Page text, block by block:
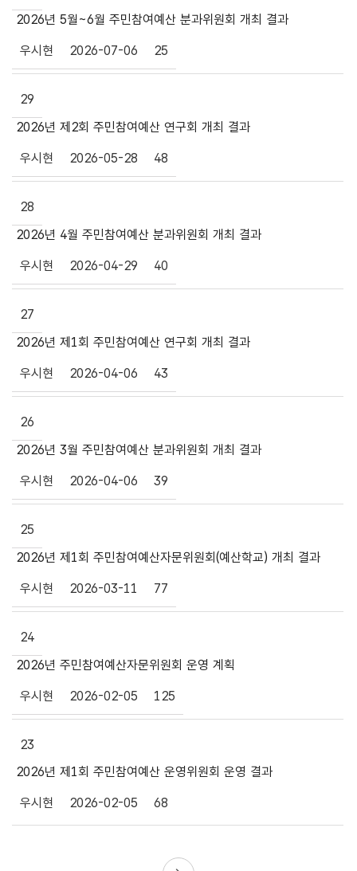
2026년 5월~6월 주민참여예산 분과위원회 개최 결과
우시현 2026-07-06 25
29
2026년 제2회 주민참여예산 연구회 개최 결과
우시현 2026-05-28 48
28
2026년 4월 주민참여예산 분과위원회 개최 결과
우시현 2026-04-29 40
27
2026년 제1회 주민참여예산 연구회 개최 결과
우시현 2026-04-06 43
26
2026년 3월 주민참여예산 분과위원회 개최 결과
우시현 2026-04-06 39
25
2026년 제1회 주민참여예산자문위원회(예산학교) 개최 결과
우시현 2026-03-11 77
24
2026년 주민참여예산자문위원회 운영 계획
우시현 2026-02-05 125
23
2026년 제1회 주민참여예산 운영위원회 운영 결과
우시현 2026-02-05 68